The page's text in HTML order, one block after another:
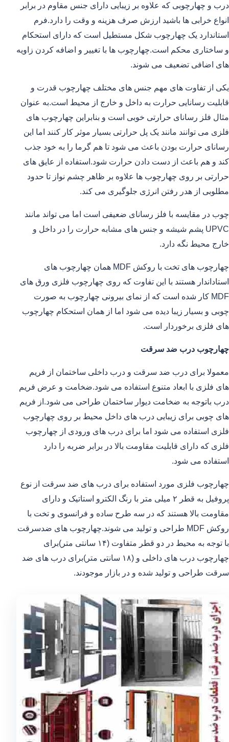
درب و چهارچوبی که علاوه بر زیبایی دارای جنس مقاوم در برابر
انواع خرابی ها باشید ارزش صرف هزینه و وقت را دارد.فرم
استاندارد یک چهارچوب شکل مستطیل است که دارای استحکام
و ساختاری محکم است.چهارچوب ها با تغییر و اضافه کردن زاویه
های اضافی تضعیف می شوند.
یکی از تفاوت های مهم جنس های مختلف چهارچوب قدرت و
قابلیت رسانایی حرارت به داخل و خارج از محیط است.به عنوان
مثال فلز رسانای حرارتی خوبی است و بنابراین چهارچوب های
فلزی می توانند مانند یک پل حرارتی بسیار موثر کار کنند اما این
رسانای حرارت بودن باعث می شود تا هم گرما را به خود جذب
کند و هم باعث از دست دادن حرارت شود.استفاده از عایق های
حرارتی بر روی چهارچوب ها علاوه بر ظاهر چشم نواز تا حدود
مطلوبی از هدر رفتن انرژی جلوگیری می کند.
چوب در مقایسه با فلز رسانای ضعیفی است اما می تواند مانند
UPVC پشم شیشه و جنس های مشابه حرارت را در داخل و
خارج محیط نگه دارد.
چهارچوب های تخت با روکش MDF همان چهارچوب های
استاداندار هستند با این تفاوت که روی چهارچوب فلزی ورق های
MDF کار شده است که از نمای بیرونی چهارچوب به صورت
چوبی و بسیار زیبا دیده می شود اما از همان استحکام چهارچوب
های فلزی برخوردار است.
چهارچوب درب ضد سرقت
معمولا برای درب ضد سرقت و درب داخلی ساختمان از فریم
های فلزی با ابعاد متنوع استفاده می شود.ضخامت و عرض فریم
درب باتوجه به ضخامت دیوار ساختمان طراحی می شود.از فریم
های چوبی برای زیبایی درب های داخل محیط بر روی چهارچوب
فلزی استفاده می شود اما برای درب های ورودی از چهارچوب
فلزی که دارای قابلیت مقاومت بالا در برابر ضربه را دارد
استفاده می شود.
چهارچوب فلزی مورد استفاده برای درب های ضد سرقت از نوع
پروفیل به قطر ۲ میلی متر با رنگ الکترو استاتیک و دارای
مقاومت بالا هستند که در سه طرح ساده و فرانسوی و تخت با
روکش MDF طراحی و تولید می شوند.چهارچوب های ضدسرقت
با توجه به محیط در دو قطر متفاوت (۱۴ سانتی متر)برای
چهارچوب درب های داخلی و (۱۸ سانتی متر)برای درب های ضد
سرقت طراحی و تولید شده و در بازار موجودند.